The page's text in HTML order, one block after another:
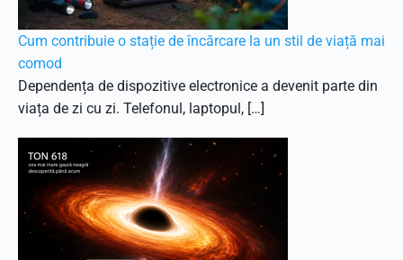
Cum contribuie o stație de încărcare la un stil de viață mai
comod
Dependența de dispozitive electronice a devenit parte din
viața de zi cu zi. Telefonul, laptopul, […]